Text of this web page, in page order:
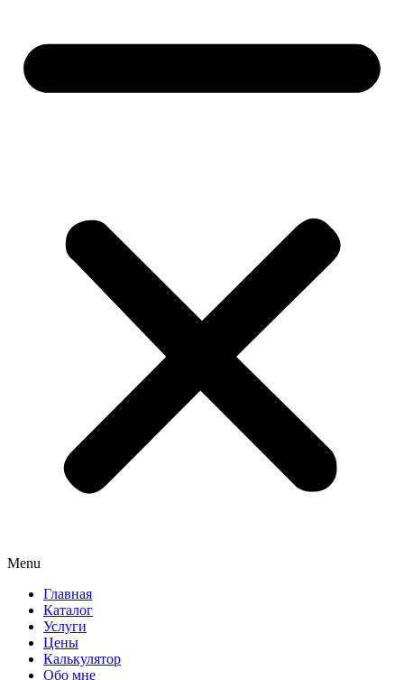
Menu
Главная
Каталог
Услуги
Цены
Калькулятор
Обо мне